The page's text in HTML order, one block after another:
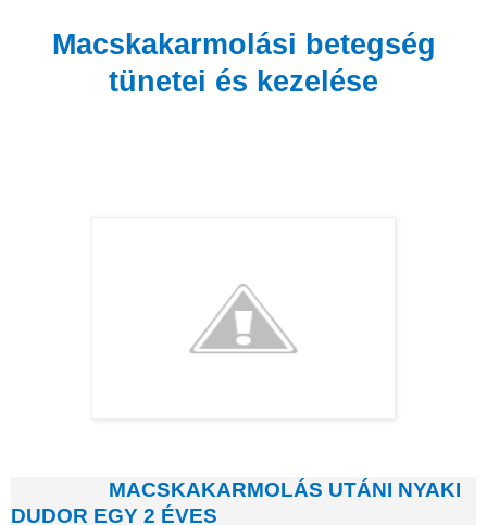
Macskakarmolási betegség
tünetei és kezelése
MACSKAKARMOLÁS UTÁNI NYAKI
DUDOR EGY 2 ÉVES